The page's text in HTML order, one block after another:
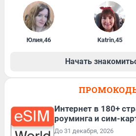
Юлия,46 Katrin,45
Начать
Интернет в 180+
роуминга и сим-
До 31 декабря, 2026